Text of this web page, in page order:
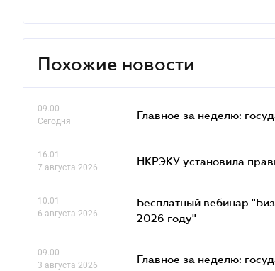
Похожие новости
09.00
Сегодня
Главное за неделю:
16.01
7 августа 2026
НКРЭКУ установила
10.01
6 августа 2026
Бесплатный вебинар
2026 году"
09.00
3 августа 2026
Главное за неделю: